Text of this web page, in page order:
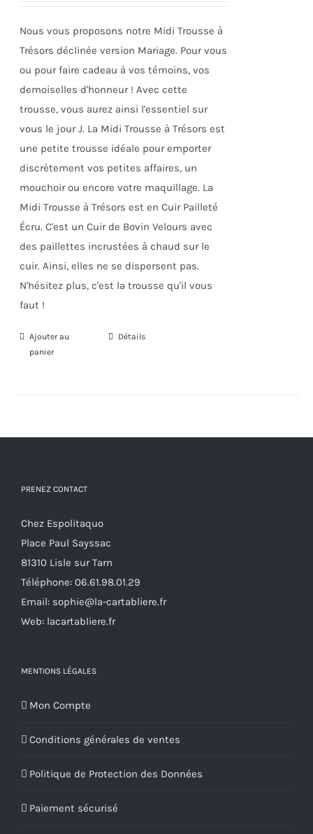
sur
du
produit
Nous vous proposons notre Midi Trousse à
Trésors déclinée version Mariage. Pour vous
ou pour faire cadeau à vos témoins, vos
demoiselles d'honneur ! Avec cette
trousse, vous aurez ainsi l'essentiel sur
vous le jour J. La Midi Trousse à Trésors est
une petite trousse idéale pour emporter
discrètement vos petites affaires, un
mouchoir ou encore votre maquillage. La
Midi Trousse à Trésors est en Cuir Pailleté
Écru. C'est un Cuir de Bovin Velours avec
des paillettes incrustées à chaud sur le
cuir. Ainsi, elles ne se dispersent pas.
N'hésitez plus, c'est la trousse qu'il vous
faut !
Ajouter au
panier
Détails
PRENEZ CONTACT
Chez Espolitaquo
Place Paul Sayssac
81310 Lisle sur Tarn
Téléphone: 06.61.98.01.29
Email: sophie@la-cartabliere.fr
Web: lacartabliere.fr
MENTIONS LÉGALES
Mon Compte
Conditions générales de ventes
Politique de Protection des Données
Paiement sécurisé